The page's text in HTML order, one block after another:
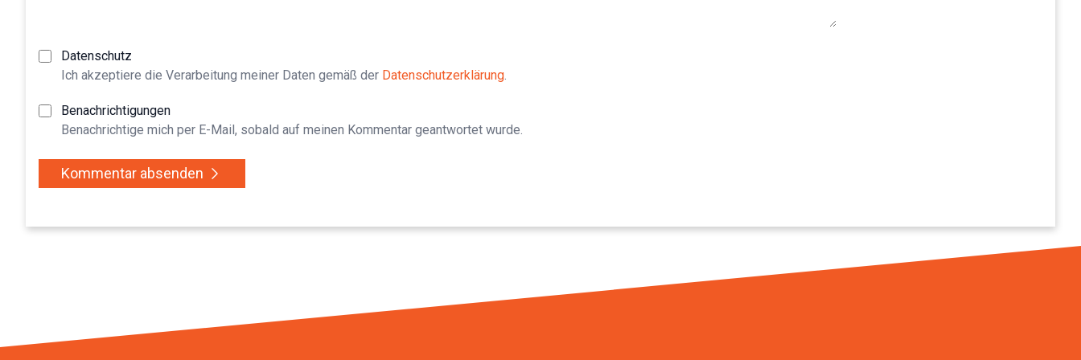
Datenschutz
Ich akzeptiere die Verarbeitung meiner Daten gemäß der Datenschutzerklärung.
Benachrichtigungen
Benachrichtige mich per E-Mail, sobald auf meinen Kommentar geantwortet wurde.
Kommentar absenden